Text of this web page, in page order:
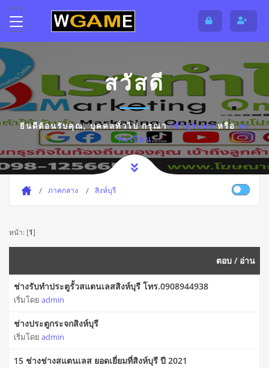
สวัสดี
ยินดีต้อนรับคุณ,บุคคลทั่วไปกรุณาเข้าสู่ระบบหรือลง
ทะเบียน
ภาคกลาง สิงห์บุรี
หน้า: [1]
ตอบ / อ่าน
ช่างรับทำประตูรั้วสแตนเลสสิงห์บุรี โทร.0908944938
เริ่มโดย admin
ช่างประตูกระจกสิงห์บุรี
เริ่มโดย admin
15 ช่างช่างสแตนเลส ยอดเยี่ยมที่สิงห์บุรี ปี 2021